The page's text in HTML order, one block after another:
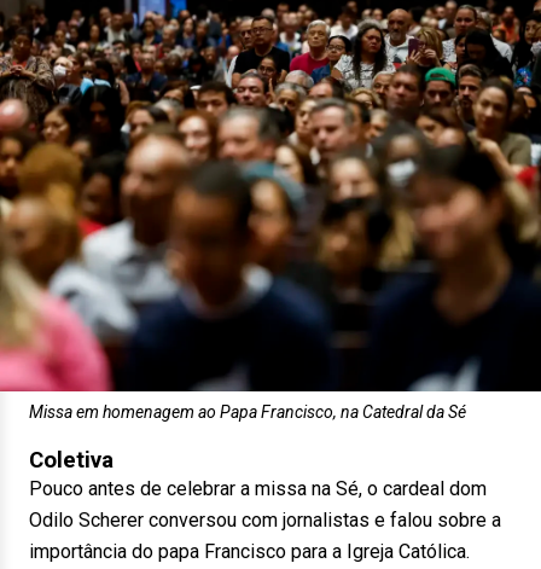
Missa em homenagem ao Papa Francisco, na Catedral da Sé
Coletiva
Pouco antes de celebrar a missa na Sé, o cardeal dom
Odilo Scherer conversou com jornalistas e falou sobre a
importância do papa Francisco para a Igreja Católica.